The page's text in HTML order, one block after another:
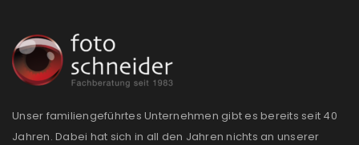
Unser familiengeführtes Unternehmen gibt es bereits seit 40
Jahren. Dabei hat sich in all den Jahren nichts an unserer